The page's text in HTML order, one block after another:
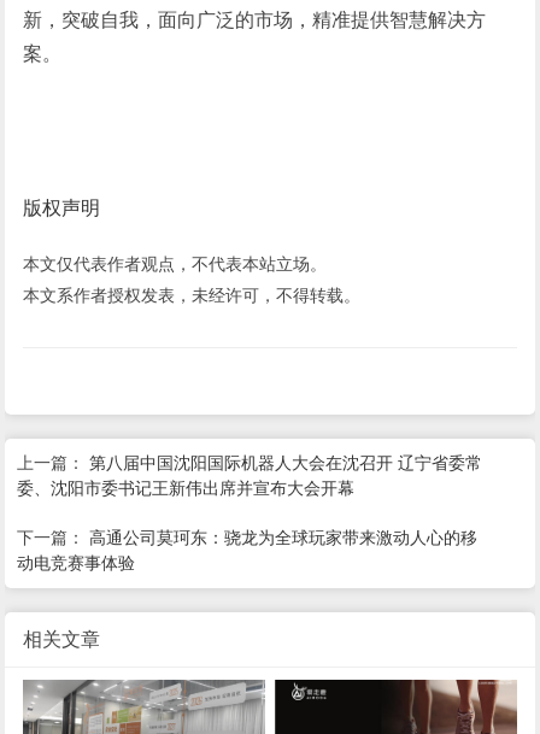
新，突破自我，面向广泛的市场，精准提供智慧解决方
案。
版权声明
本文仅代表作者观点，不代表本站立场。
本文系作者授权发表，未经许可，不得转载。
上一篇：第八届中国沈阳国际机器人大会在沈召开 辽宁省委常
委、沈阳市委书记王新伟出席并宣布大会开幕
下一篇：高通公司莫珂东：骁龙为全球玩家带来激动人心的移
动电竞赛事体验
相关文章